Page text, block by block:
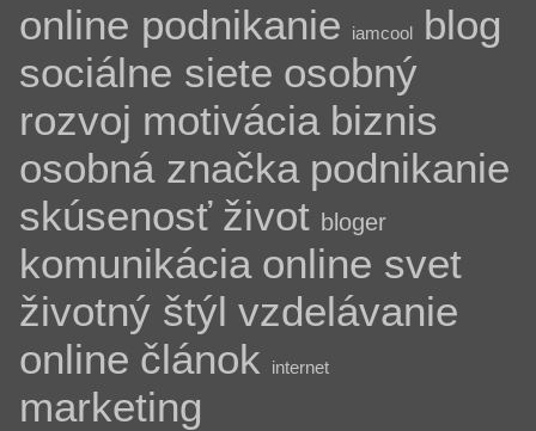
online podnikanie iamcool
blog
sociálne siete osobný
rozvoj motivácia biznis
osobná značka podnikanie
skúsenosť život bloger
komunikácia online svet
životný štýl vzdelávanie
online článok internet
marketing